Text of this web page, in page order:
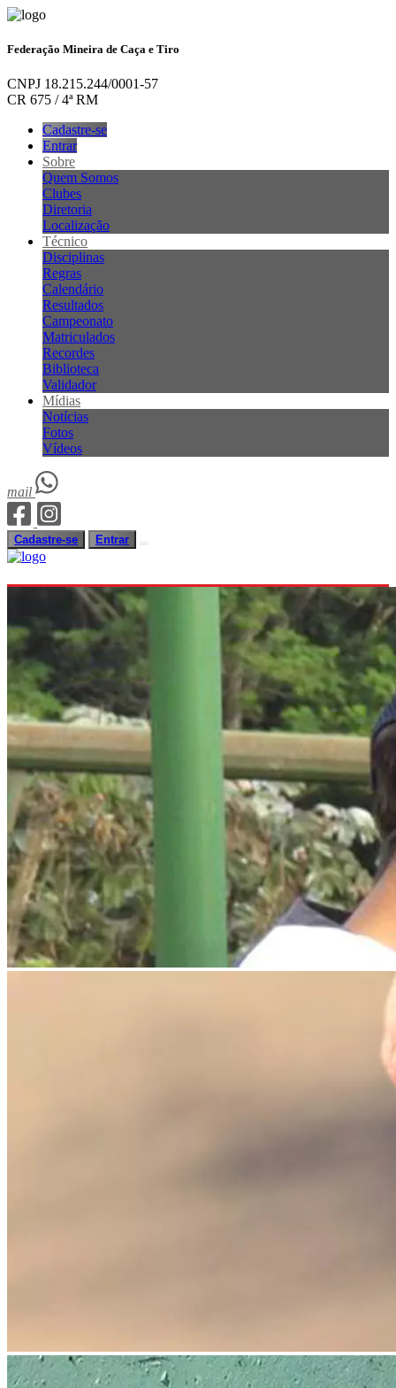
Federação Mineira de Caça e Tiro
CNPJ 18.215.244/0001-57
CR 675 / 4ª RM
Cadastre-se
Entrar
Sobre
Quem Somos
Clubes
Diretoria
Localização
Técnico
Disciplinas
Regras
Calendário
Resultados
Campeonato
Matriculados
Recordes
Biblioteca
Validador
Mídias
Notícias
Fotos
Vídeos
mail
Cadastre-se Entrar